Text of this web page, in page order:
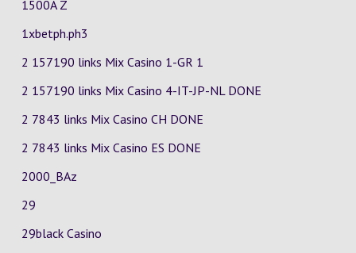
1500A Z
1xbetph.ph3
2 157190 links Mix Casino 1-GR 1
2 157190 links Mix Casino 4-IT-JP-NL DONE
2 7843 links Mix Casino CH DONE
2 7843 links Mix Casino ES DONE
2000_BAz
29
29black Casino